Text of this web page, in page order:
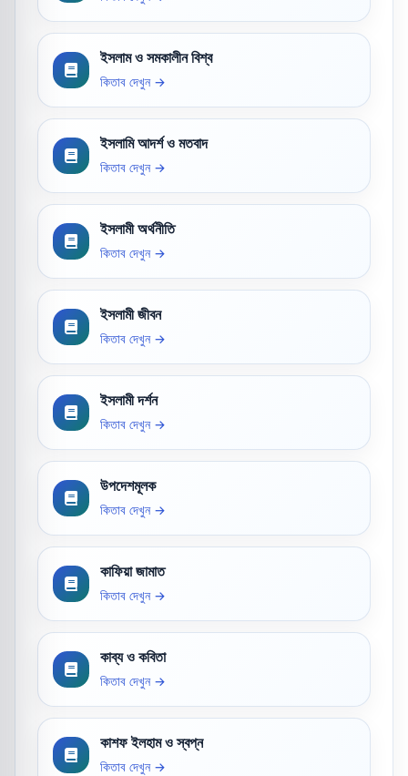
ইসলাম ও সমকালীন বিশ্ব
কিতাব দেখুন →
ইসলামি আদর্শ ও মতবাদ
কিতাব দেখুন →
ইসলামী অর্থনীতি
কিতাব দেখুন →
ইসলামী জীবন
কিতাব দেখুন →
ইসলামী দর্শন
কিতাব দেখুন →
উপদেশমূলক
কিতাব দেখুন →
কাফিয়া জামাত
কিতাব দেখুন →
কাব্য ও কবিতা
কিতাব দেখুন →
কাশফ ইলহাম ও স্বপ্ন
কিতাব দেখুন →